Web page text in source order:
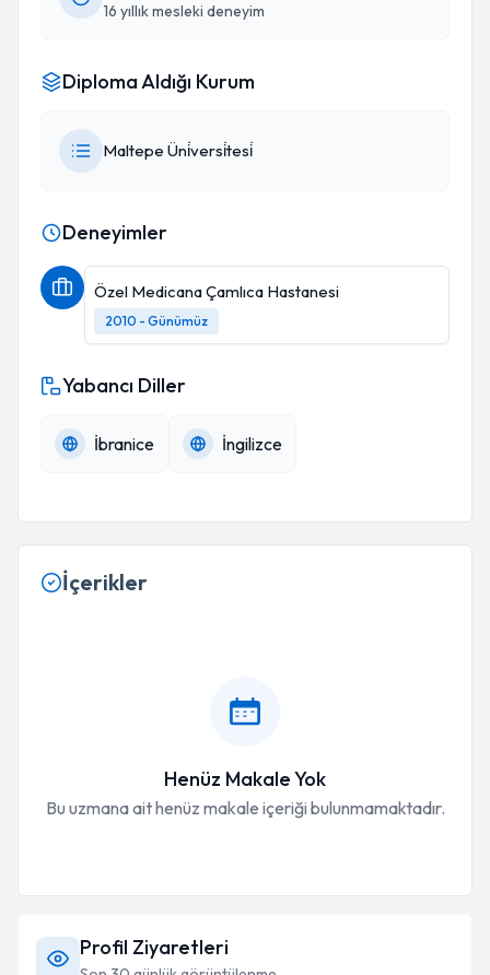
16 yıllık mesleki deneyim
Diploma Aldığı Kurum
Maltepe Üni̇versi̇tesi̇
Deneyimler
Özel Medicana Çamlıca Hastanesi
2010 - Günümüz
Yabancı Diller
İbranice İngilizce
İçerikler
Henüz Makale Yok
Bu uzmana ait henüz makale içeriği bulunmamaktadır.
Profil Ziyaretleri